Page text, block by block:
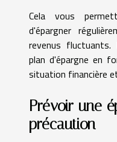
Cela vous
d'épargner
revenus
plan d'épargne en
situation financière
Prévoir une
précaution